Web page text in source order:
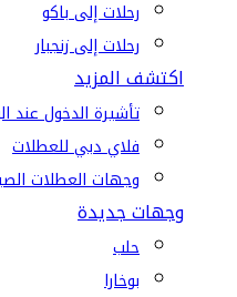
رحلات إلى باكو
رحلات إلى زنجبار
اكتشف المزيد
تأشيرة الدخول عند
فلاي دبي للعطلات
وجهات العطلات
وجهات جديدة
حلب
بوخارا